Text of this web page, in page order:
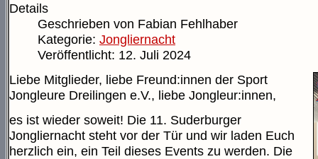
Details
Geschrieben von Fabian Fehlhaber
Kategorie: Jongliernacht
Veröffentlicht: 12. Juli 2024
Liebe Mitglieder, liebe Freund:innen der Sport
Jongleure Dreilingen e.V., liebe Jongleur:innen,
es ist wieder soweit! Die 11. Suderburger
Jongliernacht steht vor der Tür und wir laden Euch
herzlich ein, ein Teil dieses Events zu werden. Die